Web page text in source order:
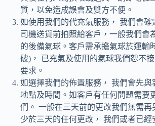
質，以免造成誤會及雙方不便。
如使用我們的代充氣服務， 我們會
司機送貨前拍照給客戶，一般我們會
的後備氣球。客戶需承擔氣球於運輸
破)， 已充氣及使用的氣球我們恕不
要求。
如選擇我們的佈置服務， 我們會先與
地點及時間。如客戶有任何問題需要
們。 一般在三天前的更改我們無需再
少於三天的任何更改， 我們或者已經